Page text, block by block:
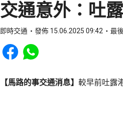
交通意外：吐
即時交通 發佈 15.06.2025 09:42 最
Share to Facebook
Share to WhatsApp
【馬路的事交通消息】 較早前吐露